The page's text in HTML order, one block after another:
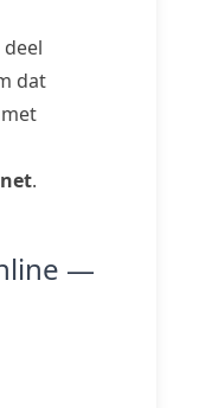
dat
.
—